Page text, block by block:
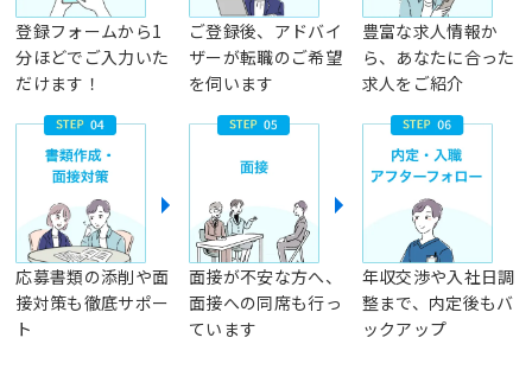
登録フォームから1
分ほどでご入力いた
だけます！
ご登録後、アドバイ
ザーが転職のご希望
を伺います
豊富な求人情報か
ら、あなたに合った
求人をご紹介
応募書類の添削や面
接対策も徹底サポー
ト
面接が不安な方へ、
面接への同席も行っ
ています
年収交渉や入社日調
整まで、内定後もバ
ックアップ